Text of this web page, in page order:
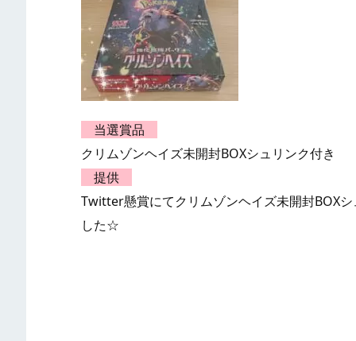
当選賞品
クリムゾンヘイズ未開封BOXシュリンク付き
提供
Twitter懸賞にてクリムゾンヘイズ未開封BOX
した☆